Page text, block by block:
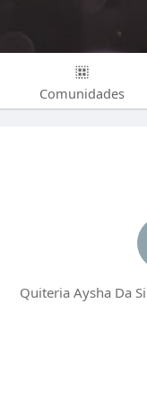
Comunidades
Quiteria Aysha Da